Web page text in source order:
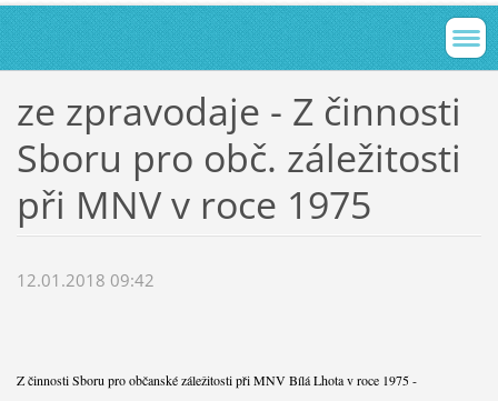
ze zpravodaje - Z činnosti
Sboru pro obč. záležitosti
při MNV v roce 1975
12.01.2018 09:42
Z činnosti Sboru pro občanské záležitosti při MNV Bílá Lhota v roce 1975 -